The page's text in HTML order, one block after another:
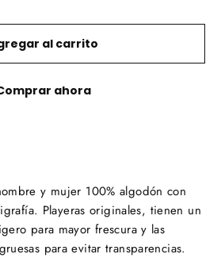
al carrito
ahora
y mujer 100% algodón con
Playeras originales, tienen un
para mayor frescura y las
para evitar transparencias.